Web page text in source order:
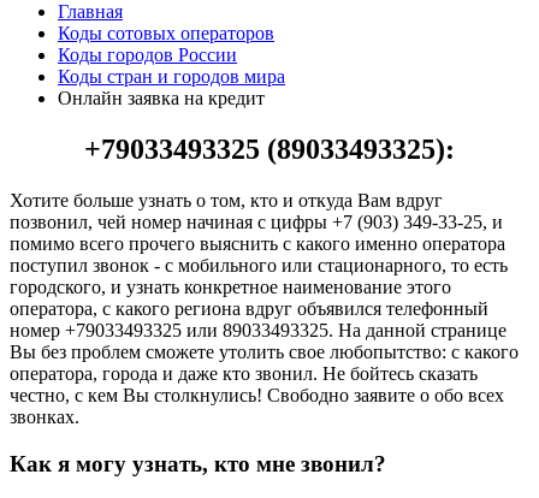
Главная
Коды сотовых операторов
Коды городов России
Коды стран и городов мира
Онлайн заявка на кредит
+79033493325 (89033493325):
Хотите больше узнать о том, кто и откуда Вам вдруг
позвонил, чей номер начиная с цифры +7 (903) 349-33-25, и
помимо всего прочего выяснить с какого именно оператора
поступил звонок - с мобильного или стационарного, то есть
городского, и узнать конкретное наименование этого
оператора, с какого региона вдруг объявился телефонный
номер +79033493325 или 89033493325. На данной странице
Вы без проблем сможете утолить свое любопытство: с какого
оператора, города и даже кто звонил. Не бойтесь сказать
честно, с кем Вы столкнулись! Свободно заявите о обо всех
звонках.
Как я могу узнать, кто мне звонил?